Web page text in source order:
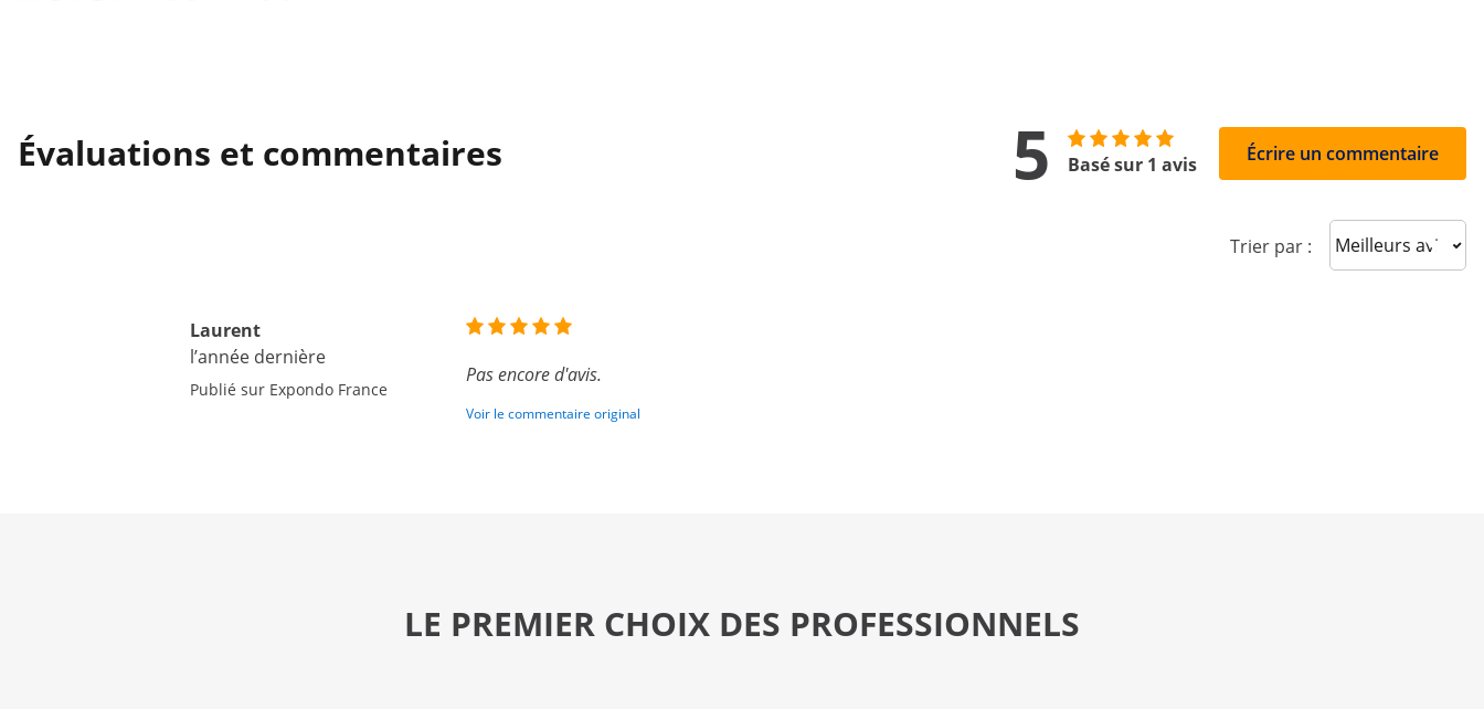
Évaluations et commentaires 5 Basé sur 1 avis Écrire un commentaire
Trier par : Sort reviews
Laurent
l’année dernière
Publié sur Expondo France
Pas encore d'avis.
Voir le commentaire original
LE PREMIER CHOIX DES PROFESSIONNELS